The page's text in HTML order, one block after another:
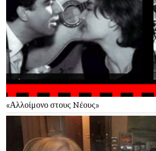
«Αλλοίμονο στους Nέους»